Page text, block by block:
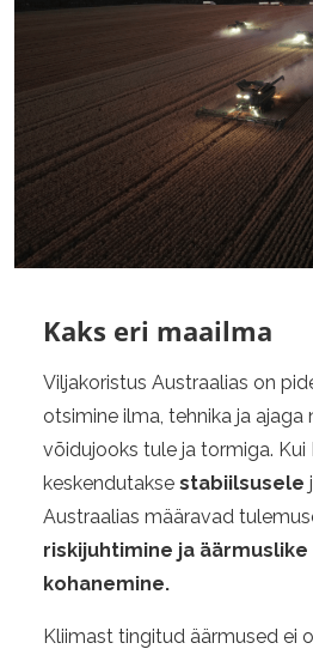
Kaks eri maailma
Viljakoristus Austraalias on
otsimine ilma, tehnika ja ajaga
võidujooks tule ja tormiga. Kui
keskendutakse stabiilsusele
Austraalias määravad
riskijuhtimine ja
kohanemine.
Kliimast tingitud äärmused ei